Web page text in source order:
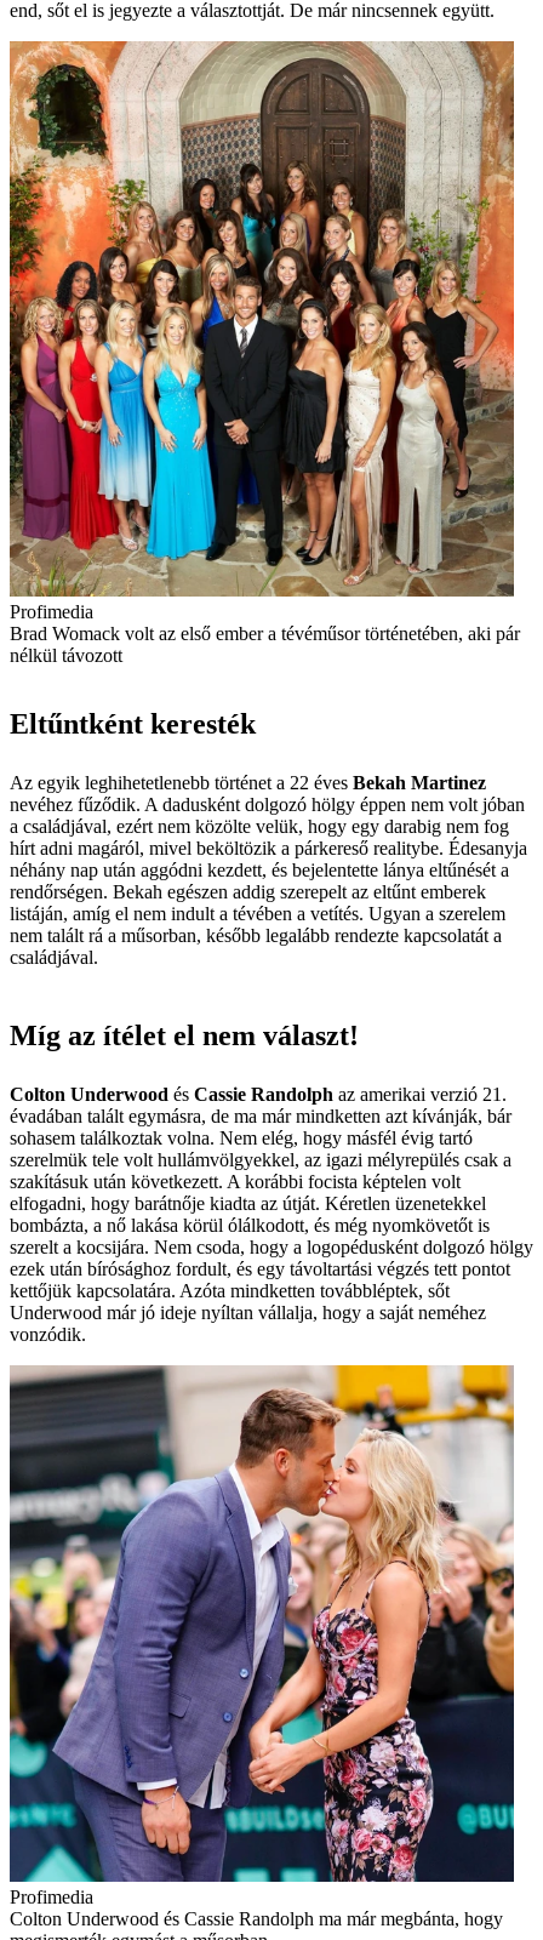
end, sőt el is jegyezte a választottját. De már nincsennek együtt.
Profimedia
Brad Womack volt az első ember a tévéműsor történetében, aki pár
nélkül távozott
Eltűntként keresték
Az egyik leghihetetlenebb történet a 22 éves Bekah Martinez
nevéhez fűződik. A dadusként dolgozó hölgy éppen nem volt jóban
a családjával, ezért nem közölte velük, hogy egy darabig nem fog
hírt adni magáról, mivel beköltözik a párkereső realitybe. Édesanyja
néhány nap után aggódni kezdett, és bejelentette lánya eltűnését a
rendőrségen. Bekah egészen addig szerepelt az eltűnt emberek
listáján, amíg el nem indult a tévében a vetítés. Ugyan a szerelem
nem talált rá a műsorban, később legalább rendezte kapcsolatát a
családjával.
Míg az ítélet el nem választ!
Colton Underwood és Cassie Randolph az amerikai verzió 21.
évadában talált egymásra, de ma már mindketten azt kívánják, bár
sohasem találkoztak volna. Nem elég, hogy másfél évig tartó
szerelmük tele volt hullámvölgyekkel, az igazi mélyrepülés csak a
szakításuk után következett. A korábbi focista képtelen volt
elfogadni, hogy barátnője kiadta az útját. Kéretlen üzenetekkel
bombázta, a nő lakása körül ólálkodott, és még nyomkövetőt is
szerelt a kocsijára. Nem csoda, hogy a logopédusként dolgozó hölgy
ezek után bírósághoz fordult, és egy távoltartási végzés tett pontot
kettőjük kapcsolatára. Azóta mindketten továbbléptek, sőt
Underwood már jó ideje nyíltan vállalja, hogy a saját neméhez
vonzódik.
Profimedia
Colton Underwood és Cassie Randolph ma már megbánta, hogy